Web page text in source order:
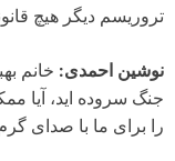
تروریسم دیگر هیچ
نوشین احمدی: خانم
جنگ سروده اید، آیا
را برای ما با صدای